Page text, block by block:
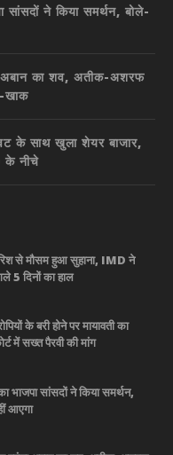
ने किया समर्थन, बोले-
का शव, अतीक-अशरफ
खाक
के साथ खुला शेयर बाजार,
के नीचे
से मौसम हुआ सुहाना, IMD ने
5 दिनों का हाल
के बरी होने पर मायावती का
में सख्त पैरवी की मांग
भाजपा सांसदों ने किया समर्थन,
आएगा